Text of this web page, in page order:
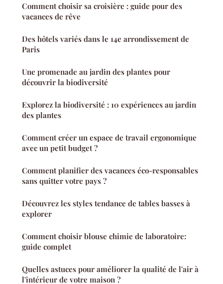
Comment choisir sa croisière : guide pour des
vacances de rêve
Des hôtels variés dans le 14e arrondissement de
Paris
Une promenade au jardin des plantes pour
découvrir la biodiversité
Explorez la biodiversité : 10 expériences au jardin
des plantes
Comment créer un espace de travail ergonomique
avec un petit budget ?
Comment planifier des vacances éco-responsables
sans quitter votre pays ?
Découvrez les styles tendance de tables basses à
explorer
Comment choisir blouse chimie de laboratoire:
guide complet
Quelles astuces pour améliorer la qualité de l'air à
l'intérieur de votre maison ?